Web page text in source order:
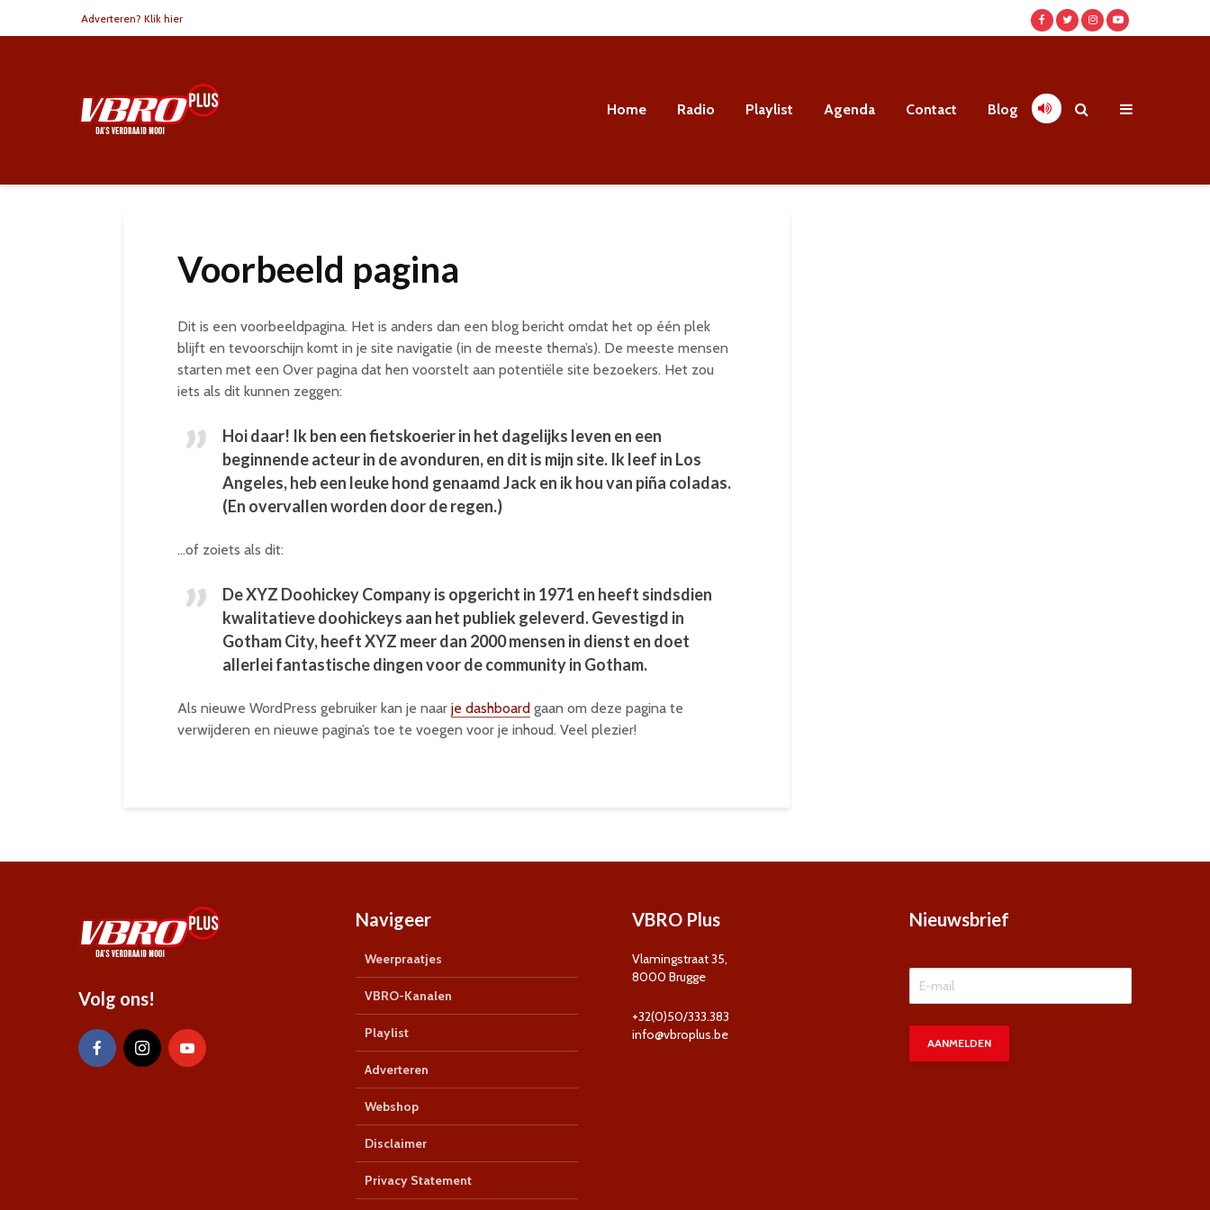
Adverteren? Klik hier
Home Radio Playlist Agenda Contact Blog
Voorbeeld pagina
Dit is een voorbeeldpagina. Het is anders dan een blog bericht omdat het op één plek
blijft en tevoorschijn komt in je site navigatie (in de meeste thema’s). De meeste mensen
starten met een Over pagina dat hen voorstelt aan potentiële site bezoekers. Het zou
iets als dit kunnen zeggen:
Hoi daar! Ik ben een fietskoerier in het dagelijks leven en een
beginnende acteur in de avonduren, en dit is mijn site. Ik leef in Los
Angeles, heb een leuke hond genaamd Jack en ik hou van piña coladas.
(En overvallen worden door de regen.)
…of zoiets als dit:
De XYZ Doohickey Company is opgericht in 1971 en heeft sindsdien
kwalitatieve doohickeys aan het publiek geleverd. Gevestigd in
Gotham City, heeft XYZ meer dan 2000 mensen in dienst en doet
allerlei fantastische dingen voor de community in Gotham.
Als nieuwe WordPress gebruiker kan je naar je dashboard gaan om deze pagina te
verwijderen en nieuwe pagina’s toe te voegen voor je inhoud. Veel plezier!
Volg ons!
Navigeer
Weerpraatjes
VBRO-Kanalen
Playlist
Adverteren
Webshop
Disclaimer
Privacy Statement
VBRO Plus
Vlamingstraat 35,
8000 Brugge
+32(0)50/333.383
info@vbroplus.be
Nieuwsbrief